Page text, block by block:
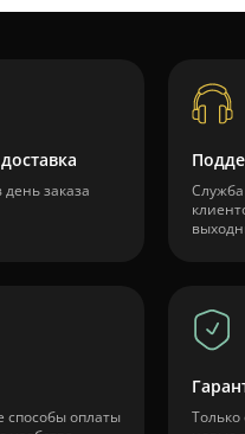
день заказа
способы оплаты